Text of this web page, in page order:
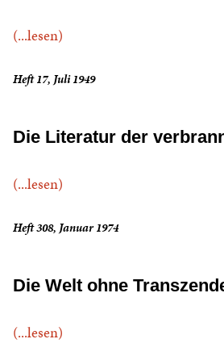
(...lesen)
Heft 17, Juli 1949
Die Literatur der
(...lesen)
Heft 308, Januar 1974
Die Welt ohne
(...lesen)